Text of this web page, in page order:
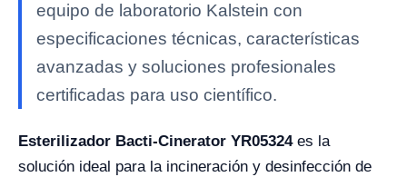
equipo de laboratorio Kalstein con
especificaciones técnicas, características
avanzadas y soluciones profesionales
certificadas para uso científico.
Esterilizador Bacti-Cinerator YR05324es la
solución ideal para la incineración y desinfección de